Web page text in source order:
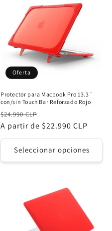
Oferta
Protector para Macbook Pro 13.3´
con/sin Touch Bar Reforzado Rojo
Precio
habitual
$24.990 CLP
de
oferta
A partir de $22.990 CLP
Seleccionar opciones